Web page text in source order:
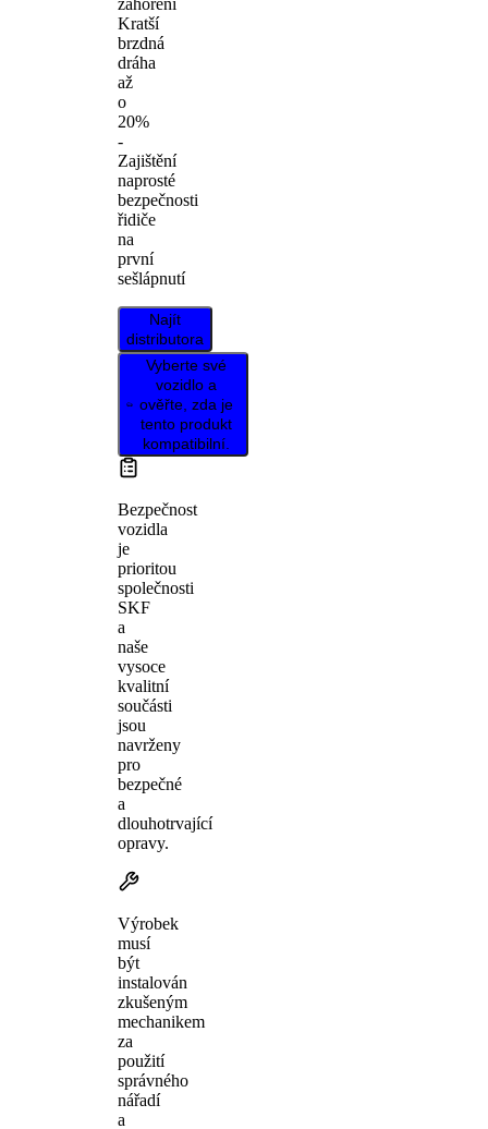
Kratší
brzdná
dráha
až
o
20%
-
Zajištění
naprosté
bezpečnosti
řidiče
na
první
sešlápnutí
Najít
distributora
Vyberte své
vozidlo a
ověřte, zda je
tento produkt
kompatibilní.
Bezpečnost
vozidla
je
prioritou
společnosti
SKF
a
naše
vysoce
kvalitní
součásti
jsou
navrženy
pro
bezpečné
a
dlouhotrvající
opravy.
Výrobek
musí
být
instalován
zkušeným
mechanikem
za
použití
správného
nářadí
a